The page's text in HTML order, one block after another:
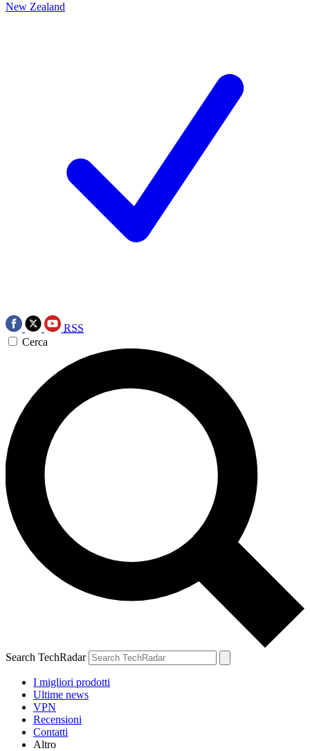
New Zealand
RSS
Cerca
Search TechRadar
I migliori prodotti
Ultime news
VPN
Recensioni
Contatti
Altro